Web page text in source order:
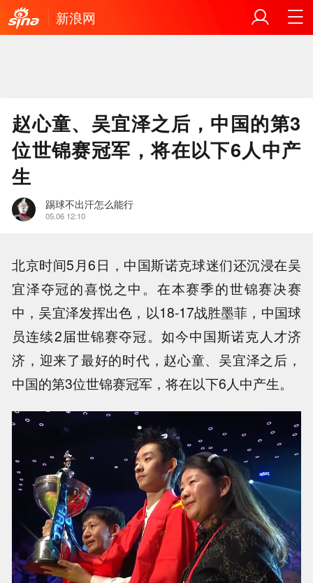
新浪网
赵心童、吴宜泽之后，中国的第3
位世锦赛冠军，将在以下6人中产
生
踢球不出汗怎么能行
05.06 12:10
北京时间5月6日，中国斯诺克球迷们还沉浸在吴
宜泽夺冠的喜悦之中。在本赛季的世锦赛决赛
中，吴宜泽发挥出色，以18-17战胜墨菲，中国球
员连续2届世锦赛夺冠。如今中国斯诺克人才济
济，迎来了最好的时代，赵心童、吴宜泽之后，
中国的第3位世锦赛冠军，将在以下6人中产生。